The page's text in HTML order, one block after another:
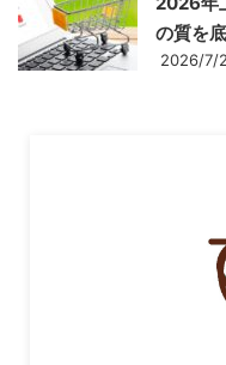
の質を
2026/7/